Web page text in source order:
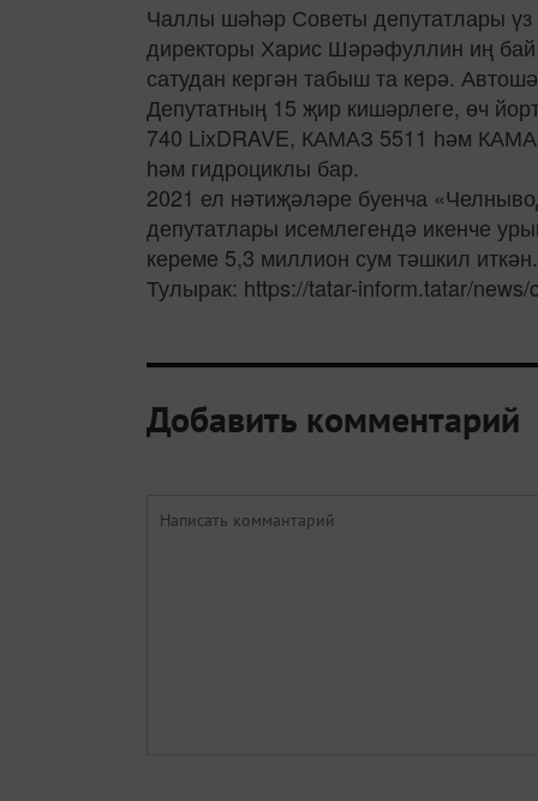
Чаллы шәһәр Советы депутатлары
директоры Харис Шәрәфуллин иң
сатудан кергән табыш та керә.
Депутатның 15 җир кишәрлеге, өч
740 LixDRAVE, КАМАЗ 5511 һәм
һәм гидроциклы бар.
2021 ел нәтиҗәләре буенча
депутатлары исемлегендә икенче
кереме 5,3 миллион сум тәшкил иткән.
Тулырак: https://tatar-inform.tatar/
Добавить комментарий